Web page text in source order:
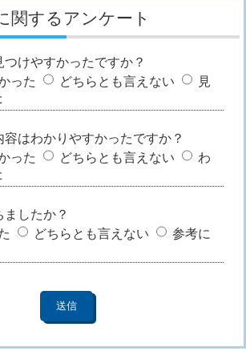
関するアンケート
つけやすかったですか？
った
どちらとも言えない
見
容はわかりやすかったですか？
った
どちらとも言えない
わ
したか？
どちらとも言えない
参考に